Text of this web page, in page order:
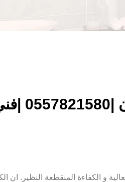
كهربائي منازل في عجمان
العالية و الكفاءة المنقطعة النظير. ان